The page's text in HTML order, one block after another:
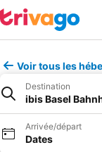
Voir tous les
Destination
ibis Basel
Arrivée/départ
Dates